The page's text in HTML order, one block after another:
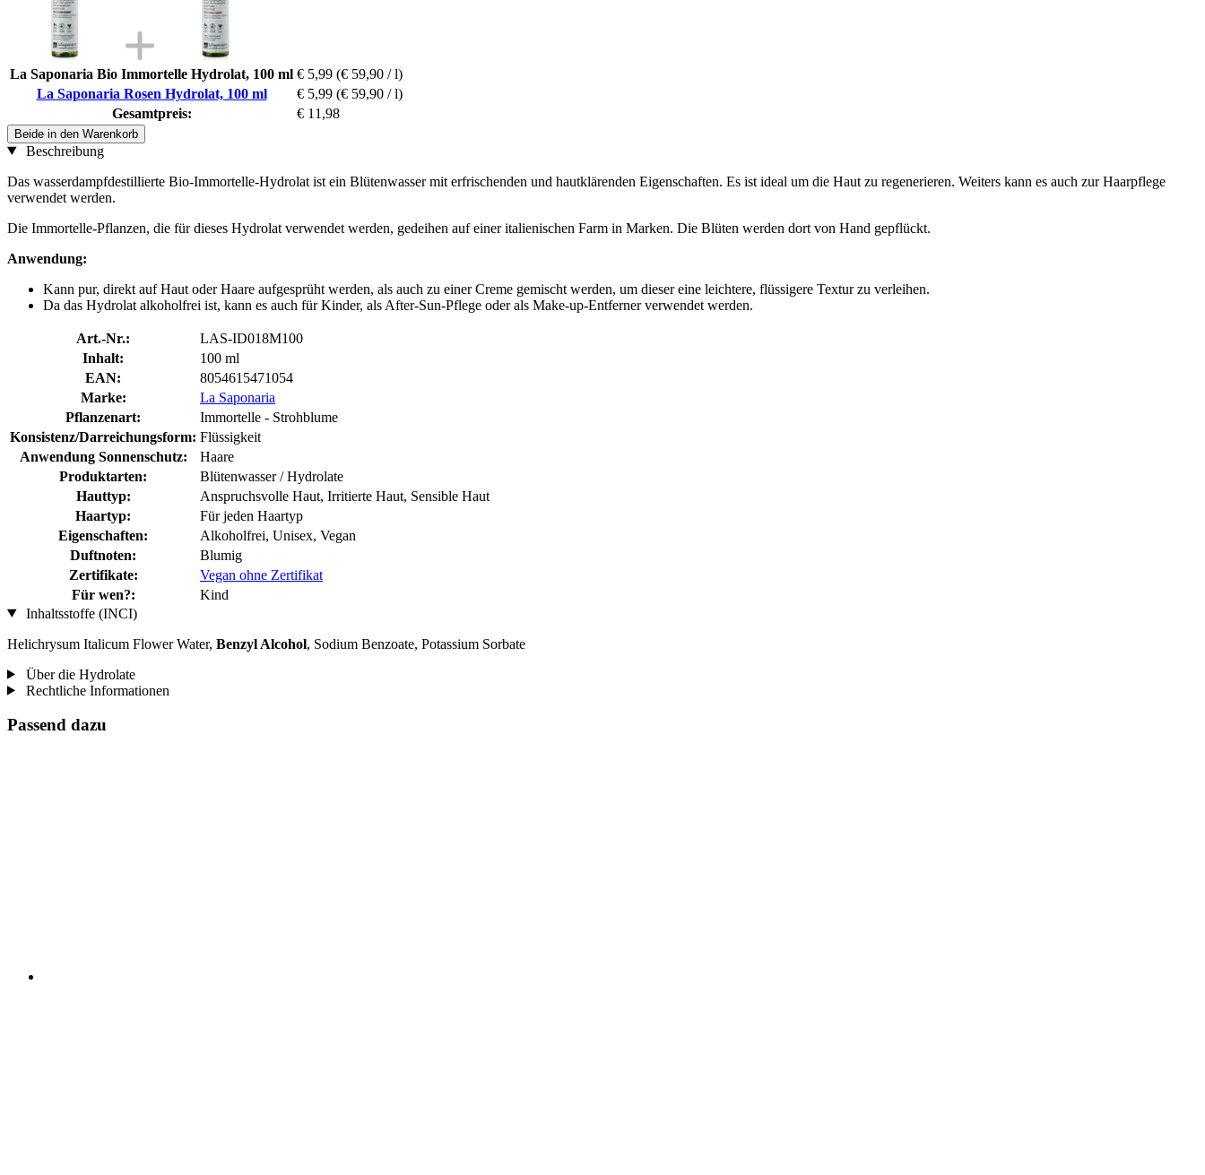
La Saponaria Bio Immortelle Hydrolat, 100 ml € 5,99 (€ 59,90 / l)
La Saponaria Rosen Hydrolat, 100 ml
€ 5,99 (€ 59,90 / l)
Gesamtpreis:
€ 11,98
Beide in den Warenkorb
Beschreibung
Das wasserdampfdestillierte Bio-Immortelle-Hydrolat ist ein Blütenwasser mit erfrischenden und hautklärenden Eigenschaften. Es ist ideal um die Haut zu regenerieren. Weiters kann es auch zur Haarpflege
verwendet werden.
Die Immortelle-Pflanzen, die für dieses Hydrolat verwendet werden, gedeihen auf einer italienischen Farm in Marken. Die Blüten werden dort von Hand gepflückt.
Anwendung:
Kann pur, direkt auf Haut oder Haare aufgesprüht werden, als auch zu einer Creme gemischt werden, um dieser eine leichtere, flüssigere Textur zu verleihen.
Da das Hydrolat alkoholfrei ist, kann es auch für Kinder, als After-Sun-Pflege oder als Make-up-Entferner verwendet werden.
Art.-Nr.:
LAS-ID018M100
Inhalt:
100 ml
EAN:
8054615471054
Marke:
La Saponaria
Pflanzenart:
Immortelle - Strohblume
Konsistenz/Darreichungsform: Flüssigkeit
Anwendung Sonnenschutz:
Haare
Produktarten:
Blütenwasser / Hydrolate
Hauttyp:
Anspruchsvolle Haut, Irritierte Haut, Sensible Haut
Haartyp:
Für jeden Haartyp
Eigenschaften:
Alkoholfrei, Unisex, Vegan
Duftnoten:
Blumig
Zertifikate:
Vegan ohne Zertifikat
Für wen?:
Kind
Inhaltsstoffe (INCI)
Helichrysum Italicum Flower Water, Benzyl Alcohol, Sodium Benzoate, Potassium Sorbate
Über die Hydrolate
Rechtliche Informationen
Passend dazu